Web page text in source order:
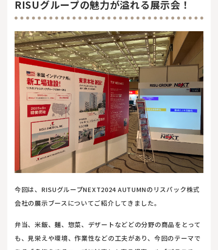
RISUグループの魅力が溢れる展示会！
今回は、RISUグループNEXT2024 AUTUMNのリスパック株式
会社の展示ブースについてご紹介してきました。
弁当、米飯、麺、惣菜、デザートなどどの分野の商品をとって
も、見栄えや環境、作業性などの工夫があり、今回のテーマで